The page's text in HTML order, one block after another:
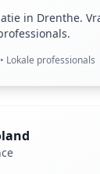
in Drenthe.
Lokale professionals